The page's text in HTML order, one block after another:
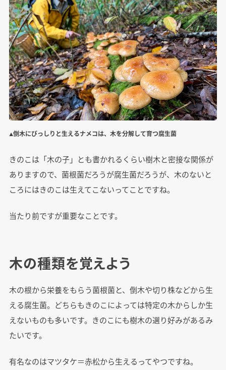
▲倒木にびっしりと生えるナメコは、木を分解して育つ腐生菌
きのこは「木の子」とも書かれるくらい樹木と密接な関係が
ありますので、菌根菌だろうが腐生菌だろうが、木のないと
ころにはきのこは生えてこないってことですね。
当たり前ですが重要なことです。
木の種類を覚えよう
木の根から栄養をもらう菌根菌と、倒木や切り株などから生
える腐生菌。どちらもきのこによっては特定の木からしか生
えないものも多いです。きのこにも樹木の選り好みがあるみ
たいです。
有名なのはマツタケ＝赤松から生えるってやつですね。